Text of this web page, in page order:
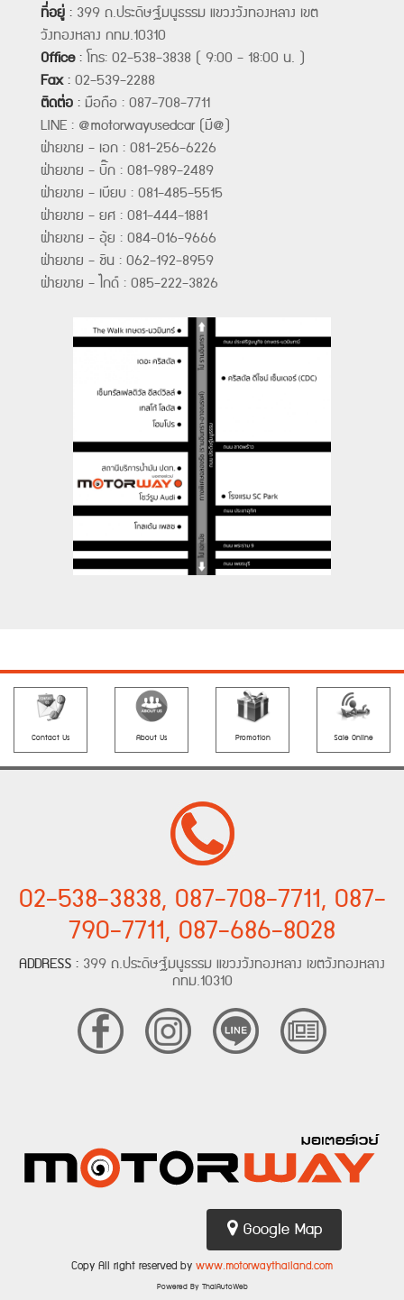
ที่อยู่: 399 ถ.ประดิษฐ์มนูธรรม แขวงวังทองหลาง เขต
วังทองหลาง กทม.10310
Office:โทร: 02-538-3838 ( 9:00 - 18:00 น. )
Fax:02-539-2288
ติดต่อ: มือถือ : 087-708-7711
LINE : @motorwayusedcar (มี@)
ฝ่ายขาย - เอก : 081-256-6226
ฝ่ายขาย - บิ๊ก : 081-989-2489
ฝ่ายขาย - เบียบ : 081-485-5515
ฝ่ายขาย - ยศ : 081-444-1881
ฝ่ายขาย - อุ้ย : 084-016-9666
ฝ่ายขาย - ชิน : 062-192-8959
ฝ่ายขาย - ไกด์ : 085-222-3826
Contact Us About Us Promotion Sale Online
02-538-3838, 087-708-7711, 087-
790-7711, 087-686-8028
ADDRESS : 399 ถ.ประดิษฐ์มนูธรรม แขวงวังทองหลาง เขตวังทองหลาง
กทม.10310
Google Map
Copy All right reserved bywww.motorwaythailand.com
Powered By ThaiAutoWeb